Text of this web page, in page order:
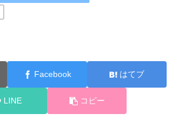
Facebook はてブ
LINE コピー